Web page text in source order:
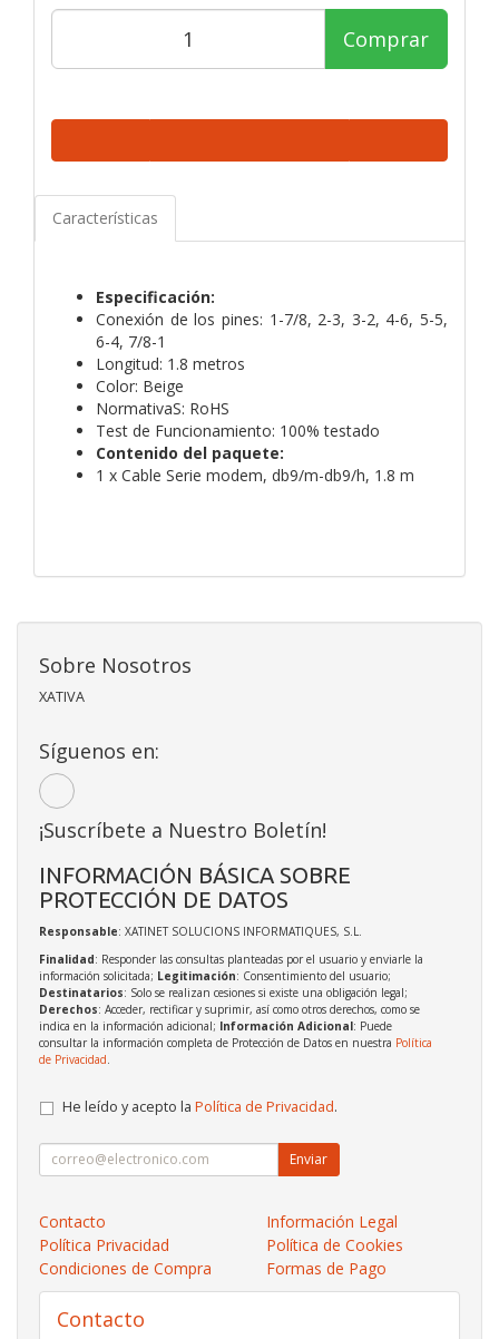
Comprar
Características
Especificación:
Conexión de los pines: 1-7/8, 2-3, 3-2, 4-6, 5-5,
6-4, 7/8-1
Longitud: 1.8 metros
Color: Beige
NormativaS: RoHS
Test de Funcionamiento: 100% testado
Contenido del paquete:
1 x Cable Serie modem, db9/m-db9/h, 1.8 m
Sobre Nosotros
XATIVA
Síguenos en:
¡Suscríbete a Nuestro Boletín!
INFORMACIÓN BÁSICA SOBRE
PROTECCIÓN DE DATOS
Responsable: XATINET SOLUCIONS INFORMATIQUES, S.L.
Finalidad: Responder las consultas planteadas por el usuario y enviarle la
información solicitada; Legitimación: Consentimiento del usuario;
Destinatarios: Solo se realizan cesiones si existe una obligación legal;
Derechos: Acceder, rectificar y suprimir, así como otros derechos, como se
indica en la información adicional; Información Adicional: Puede
consultar la información completa de Protección de Datos en nuestra Política
de Privacidad
He leído y acepto la Política de Privacidad.
Enviar
Contacto
Información Legal
Política Privacidad
Política de Cookies
Condiciones de Compra
Formas de Pago
Contacto